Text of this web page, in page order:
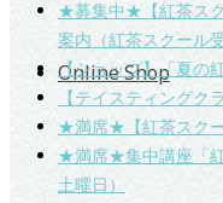
Online Shop
★募集中★【紅茶ス
案内（紅茶スクール
【ショップ】「夏の
【テイスティングク
★満席★【紅茶スクー
★満席★集中講座「
土曜日）